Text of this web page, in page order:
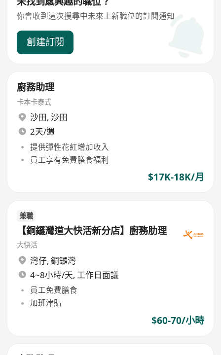
你會收到這次搜尋中未來上新職位的訂閱通知
創建訂閱
廚務助理
卡本卡泰式
沙田, 沙田
2天/週
提供彈性花紅增加收入
員工享有免費膳食福利
$17K-18K/月
兼職
【銅鑼灣道大快活新分店】廚務肋理
大快活
灣仔, 銅鑼灣
4~8小時/天, 工作日面議
員工免費膳食
加班津貼
$60-70/小時